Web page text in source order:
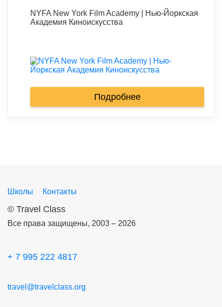
NYFA New York Film Academy | Нью-Йоркская
Академия Киноискусства
Подробнее
Школы Контакты
© Travel Class
Все права защищены, 2003 – 2026
+ 7 995 222 4817
travel@travelclass.org